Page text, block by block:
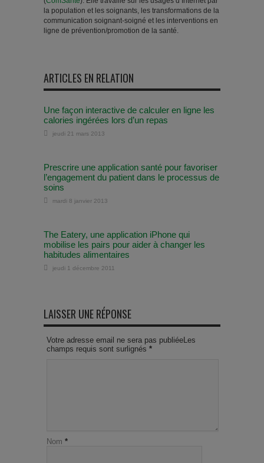
la population et les soignants, les transformations de la
communication soignant-soigné et les interventions en
ligne de prévention/promotion de la santé.
ARTICLES EN RELATION
Une façon interactive de calculer en ligne les
calories ingérées lors d’un repas
jeudi 21 mars 2013
Prescrire une application santé pour favoriser
l’engagement du patient dans le processus de
soins
mardi 8 janvier 2013
The Eatery, une application iPhone qui
mobilise les pairs pour aider à changer les
habitudes alimentaires
jeudi 1 décembre 2011
LAISSER UNE RÉPONSE
Votre adresse email ne sera pas publiéeLes
champs requis sont surlignés *
Nom *